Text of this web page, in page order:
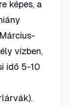
képes, a
vízben,
idő 5-10